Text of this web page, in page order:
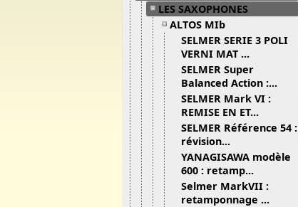
LES SAXOPHONES
ALTOS MIb
SELMER SERIE 3 POLI
VERNI MAT ...
SELMER Super
Balanced Action :...
SELMER Mark VI :
REMISE EN ET...
SELMER Référence 54 :
révision...
YANAGISAWA modèle
600 : retamp...
Selmer MarkVII :
retamponnage ...